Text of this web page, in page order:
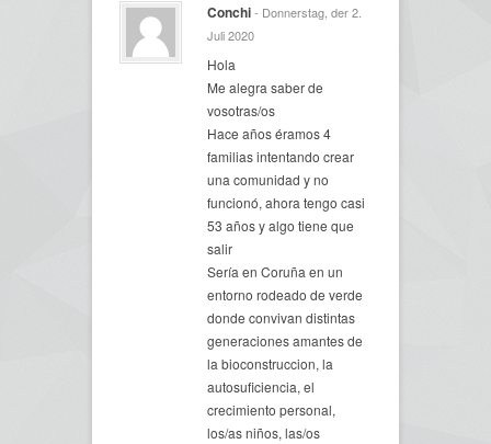
Conchi- Donnerstag, der 2.
Juli 2020
Hola
Me alegra saber de
vosotras/os
Hace años éramos 4
familias intentando crear
una comunidad y no
funcionó, ahora tengo casi
53 años y algo tiene que
salir
Sería en Coruña en un
entorno rodeado de verde
donde convivan distintas
generaciones amantes de
la bioconstruccion, la
autosuficiencia, el
crecimiento personal,
los/as niños, las/os